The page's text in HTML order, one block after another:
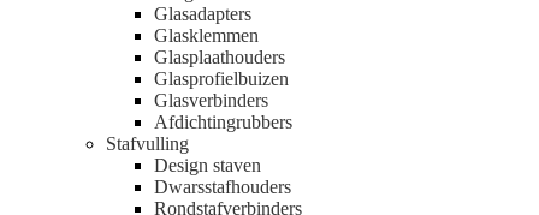
Glasadapters
Glasklemmen
Glasplaathouders
Glasprofielbuizen
Glasverbinders
Afdichtingrubbers
Stafvulling
Design staven
Dwarsstafhouders
Rondstafverbinders